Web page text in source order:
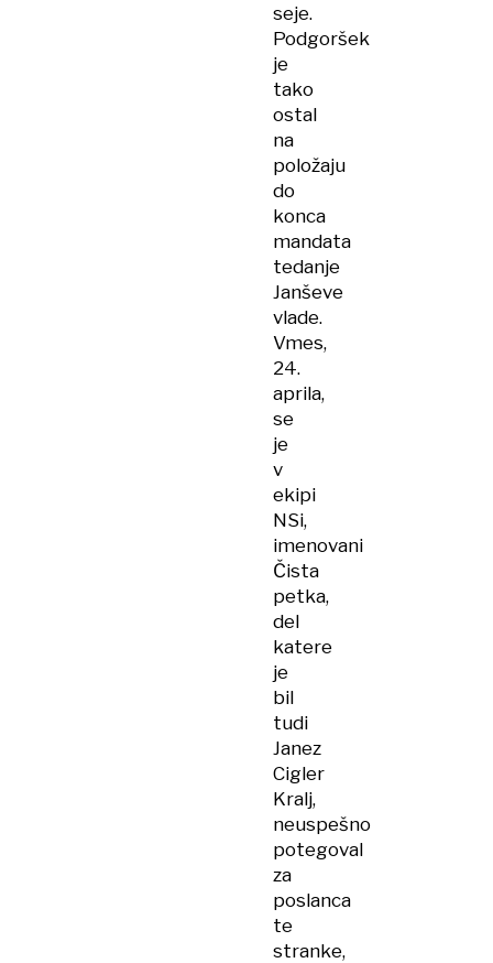
seje.
Podgoršek
je
tako
ostal
na
položaju
do
konca
mandata
tedanje
Janševe
vlade.
Vmes,
24.
aprila,
se
je
v
ekipi
NSi,
imenovani
Čista
petka,
del
katere
je
bil
tudi
Janez
Cigler
Kralj,
neuspešno
potegoval
za
poslanca
te
stranke,